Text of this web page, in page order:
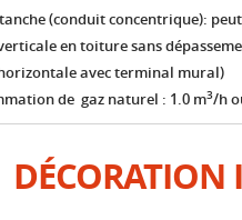
(conduit concentrique):
en toiture sans
avec terminal mural)
de gaz naturel : 1.0 m3/h
DÉCORATION